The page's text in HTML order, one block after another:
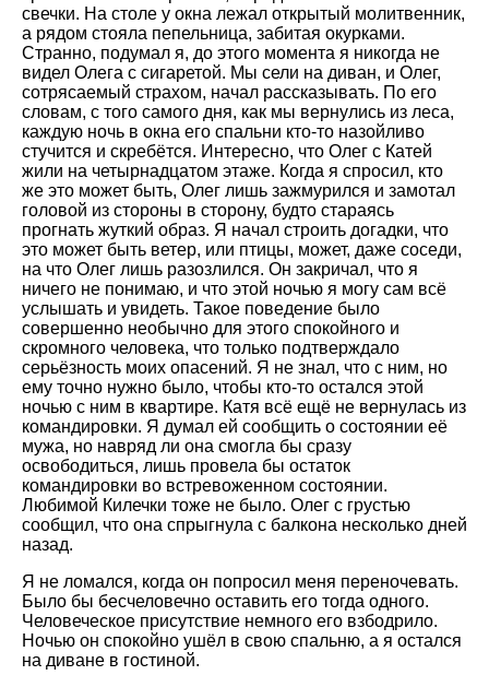
свечки. На столе у окна лежал открытый молитвенник,
а рядом стояла пепельница, забитая окурками.
Странно, подумал я, до этого момента я никогда не
видел Олега с сигаретой. Мы сели на диван, и Олег,
сотрясаемый страхом, начал рассказывать. По его
словам, с того самого дня, как мы вернулись из леса,
каждую ночь в окна его спальни кто-то назойливо
стучится и скребётся. Интересно, что Олег с Катей
жили на четырнадцатом этаже. Когда я спросил, кто
же это может быть, Олег лишь зажмурился и замотал
головой из стороны в сторону, будто стараясь
прогнать жуткий образ. Я начал строить догадки, что
это может быть ветер, или птицы, может, даже соседи,
на что Олег лишь разозлился. Он закричал, что я
ничего не понимаю, и что этой ночью я могу сам всё
услышать и увидеть. Такое поведение было
совершенно необычно для этого спокойного и
скромного человека, что только подтверждало
серьёзность моих опасений. Я не знал, что с ним, но
ему точно нужно было, чтобы кто-то остался этой
ночью с ним в квартире. Катя всё ещё не вернулась из
командировки. Я думал ей сообщить о состоянии её
мужа, но навряд ли она смогла бы сразу
освободиться, лишь провела бы остаток
командировки во встревоженном состоянии.
Любимой Килечки тоже не было. Олег с грустью
сообщил, что она спрыгнула с балкона несколько дней
назад.
Я не ломался, когда он попросил меня переночевать.
Было бы бесчеловечно оставить его тогда одного.
Человеческое присутствие немного его взбодрило.
Ночью он спокойно ушёл в свою спальню, а я остался
на диване в гостиной.